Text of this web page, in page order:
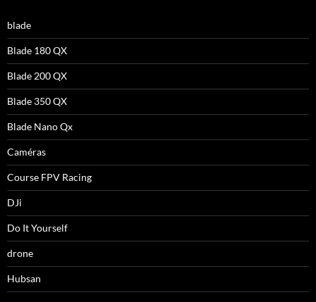
blade
Blade 180 QX
Blade 200 QX
Blade 350 QX
Blade Nano Qx
Caméras
Course FPV Racing
DJi
Do It Yourself
drone
Hubsan